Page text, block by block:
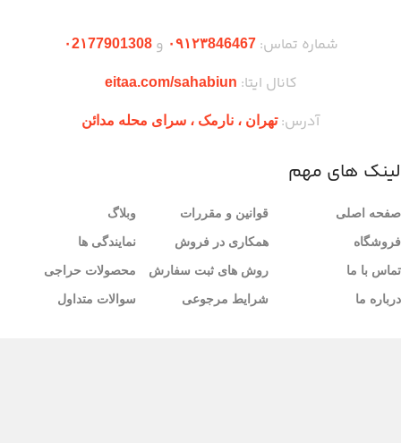
شماره تماس:۰۹۱۲۳846467 و۰2۱77901308
کانال ایتا: eitaa.com/sahabiun
آدرس:تهران ،‌ نارمک ، سرای محله مدائن
لینک های مهم
صفحه اصلی
فروشگاه
تماس با ما
درباره ما
قوانین و مقررات
همکاری در فروش
روش های ثبت سفارش
شرایط مرجوعی
وبلاگ
نمایندگی ها
محصولات حراجی
سوالات متداول